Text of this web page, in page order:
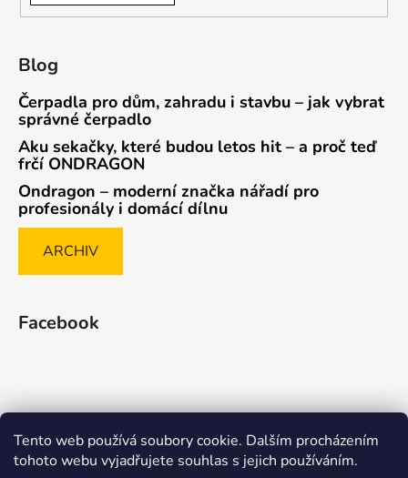
Tento web používá soubory cookie. Dalším procházením
tohoto webu vyjadřujete souhlas s jejich používáním.
Blog
Čerpadla pro dům, zahradu i stavbu – jak vybrat
správné čerpadlo
Aku sekačky, které budou letos hit – a proč teď
frčí ONDRAGON
Ondragon – moderní značka nářadí pro
profesionály i domácí dílnu
ARCHIV
Facebook
Způsob ověřování recenzí